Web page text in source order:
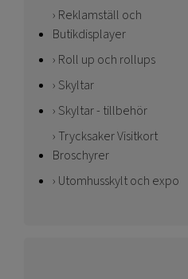
Reklamställ och
Butikdisplayer
Roll up och rollups
Skyltar
Skyltar - tillbehör
Trycksaker Visitkort
Broschyrer
Utomhusskylt och expo